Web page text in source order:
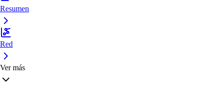
Resumen
Red
Ver más